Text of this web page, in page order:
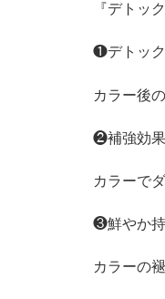
『デトッ
❶デトッ
カラー後
❷補強効果
カラーで
❸鮮やか
カラーの